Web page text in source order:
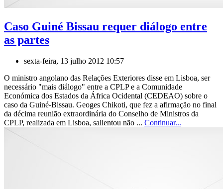
Caso Guiné Bissau requer diálogo entre
as partes
sexta-feira, 13 julho 2012 10:57
O ministro angolano das Relações Exteriores disse em Lisboa, ser
necessário "mais diálogo" entre a CPLP e a Comunidade
Económica dos Estados da África Ocidental (CEDEAO) sobre o
caso da Guiné-Bissau. Geoges Chikoti, que fez a afirmação no final
da décima reunião extraordinária do Conselho de Ministros da
CPLP, realizada em Lisboa, salientou não ... Continuar...